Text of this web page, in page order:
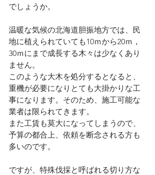
でしょうか。
温暖な気候の北海道胆振地方では、民
地に植えられていても10ｍから20ｍ，
30ｍにまで成長する木々は少なくあり
ません。
このような大木を処分するとなると、
重機が必要になりとても大掛かりな工
事になります。そのため、施工可能な
業者は限られてきます。
また工賃も莫大になってしまうので、
予算の都合上、依頼を断念される方も
多いのです。
ですが、特殊伐採と呼ばれる切り方な